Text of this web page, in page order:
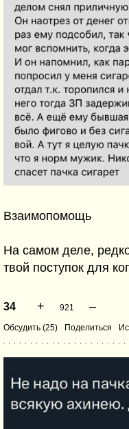
Взаимопомощь⁠⁠
На самом деле,
твой поступок для
34 + 921 –
Обсудить (25) Поделиться